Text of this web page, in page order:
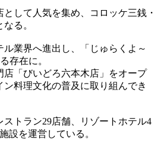
して人気を集め、コロッケ三銭・
る。
業界へ進出し、「じゅらくよ～
存在に。
店「びいどろ六本木店」をオープ
ン料理文化の普及に取り組んでき
トラン29店舗、リゾートホテル4
設を運営している。